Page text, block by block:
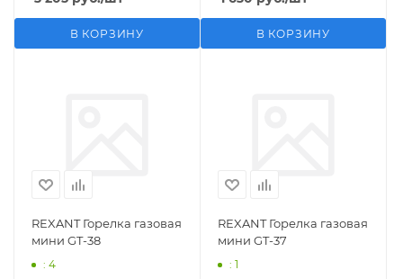
В КОРЗИНУ В КОРЗИНУ
REXANT Горелка газовая
мини GT-38
: 4
REXANT Горелка газовая
мини GT-37
: 1